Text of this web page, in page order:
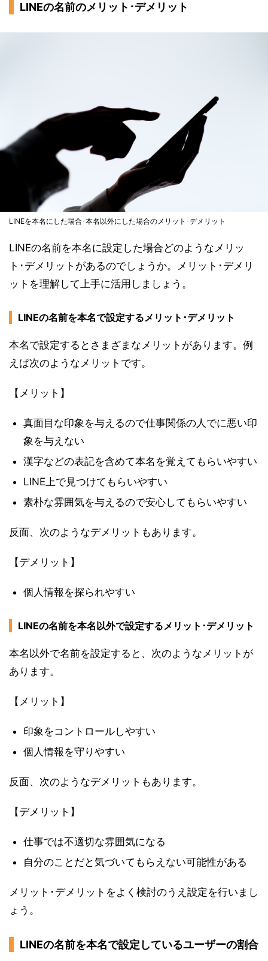
LINEの名前のメリット･デメリット
LINEを本名にした場合･本名以外にした場合のメリット･デメリット
LINEの名前を本名に設定した場合どのようなメリッ
ト･デメリットがあるのでしょうか。メリット･デメリ
ットを理解して上手に活用しましょう。
LINEの名前を本名で設定するメリット･デメリット
本名で設定するとさまざまなメリットがあります。例
えば次のようなメリットです。
【メリット】
真面目な印象を与えるので仕事関係の人でに悪い印
象を与えない
漢字などの表記を含めて本名を覚えてもらいやすい
LINE上で見つけてもらいやすい
素朴な雰囲気を与えるので安心してもらいやすい
反面、次のようなデメリットもあります。
【デメリット】
個人情報を探られやすい
LINEの名前を本名以外で設定するメリット･デメリット
本名以外で名前を設定すると、次のようなメリットが
あります。
【メリット】
印象をコントロールしやすい
個人情報を守りやすい
反面、次のようなデメリットもあります。
【デメリット】
仕事では不適切な雰囲気になる
自分のことだと気づいてもらえない可能性がある
メリット･デメリットをよく検討のうえ設定を行いまし
ょう。
LINEの名前を本名で設定しているユーザーの割合